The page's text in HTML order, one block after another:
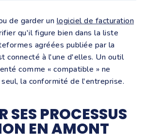
de garder un logiciel de facturation
qu'il figure bien dans la liste
agréées publiée par la
connecté à l'une d'elles. Un outil
comme « compatible » ne
la conformité de l'entreprise.
SES PROCESSUS
EN AMONT